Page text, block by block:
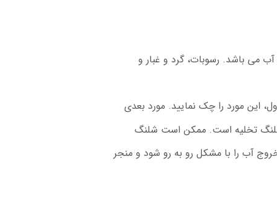
می باشد. رسوبات، گرد و غبار و
این مورد را چک نمایید. مورد بعدی
شلنگ تخلیه است. ممکن است شلنگ
آب را با مشکل رو به رو شود و منجر